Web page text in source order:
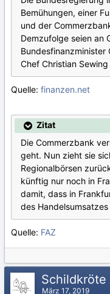
Bemühungen, einer
und der
Demzufolge seien an
Chef Christian
Quelle: finanzen.net
Zitat
Die Commerzbank
geht. Nun zieht sie
Regionalbörsen
künftig nur noch in
damit, dass in
des
Quelle: FAZ
Schildkröte
März 17, 2019